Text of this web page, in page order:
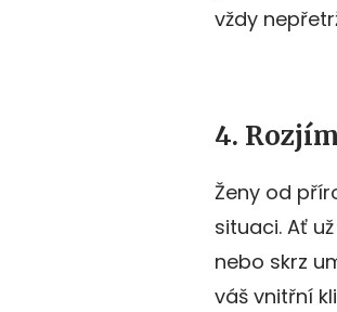
vždy
4.
Ženy od
situaci. Ať
nebo skrz
váš vnitřní